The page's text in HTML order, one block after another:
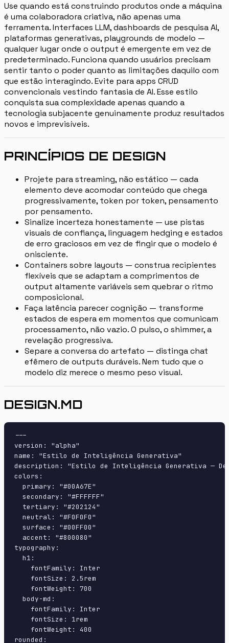
Use quando está construindo produtos onde a máquina
é uma colaboradora criativa, não apenas uma
ferramenta. Interfaces LLM, dashboards de pesquisa AI,
plataformas generativas, playgrounds de modelo —
qualquer lugar onde o output é emergente em vez de
predeterminado. Funciona quando usuários precisam
sentir tanto o poder quanto as limitações daquilo com
que estão interagindo. Evite para apps CRUD
convencionais vestindo fantasia de AI. Esse estilo
conquista sua complexidade apenas quando a
tecnologia subjacente genuinamente produz resultados
novos e imprevisíveis.
PRINCÍPIOS DE DESIGN
Projete para streaming, não estático — cada
elemento deve acomodar conteúdo que chega
progressivamente, token por token, pensamento
por pensamento.
Sinalize incerteza honestamente — use pistas
visuais de confiança, linguagem hedging e estados
de erro graciosos em vez de fingir que o modelo é
onisciente.
Containers sobre layouts — construa recipientes
flexíveis que se adaptam a comprimentos de
output altamente variáveis sem quebrar o ritmo
composicional.
Faça latência parecer cognição — transforme
estados de espera em momentos que comunicam
processamento, não vazio. O pulso, o shimmer, a
revelação progressiva.
Separe a conversa do artefato — distinga chat
efêmero de outputs duráveis. Nem tudo que o
modelo diz merece o mesmo peso visual.
DESIGN.MD
---
version: "alpha"
name: "Estilo de Inteligência Generativa"
description: "Estilo de Inteligência Generativa —
colors:
  primary: "#00A67E"
  secondary: "#FFFFFF"
  tertiary: "#202124"
  neutral: "#F0F0F0"
  surface: "#00FF00"
  accent: "#800080"
typography:
  h1:
    fontFamily: Inter
    fontSize: 2.5rem
    fontWeight: 700
  body-md:
    fontFamily: Inter
    fontSize: 1rem
    fontWeight: 400
rounded: